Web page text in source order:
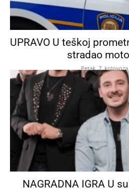
UPRAVO U teškoj
stradao
Petak, 7. kolovoza
NAGRADNA IGRA U